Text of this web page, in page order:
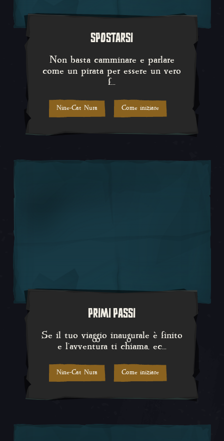
SPOSTARSI
Non basta camminare e parlare
come un pirata per essere un vero
f...
Non basta camminare e
Nine-Cat Nura Come iniziare
PRIMI PASSI
Se il tuo viaggio inaugurale è finito
e l'avventura ti chiama, ec...
Se il tuo viaggio inaugurale è
Nine-Cat Nura Come iniziare